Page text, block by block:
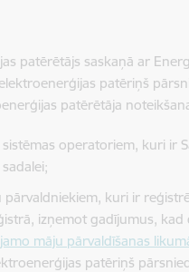
patērētājs saskaņā ar
patēriņš
patērētāja
operatoriem, kuri ir
pārvaldniekiem, kuri ir
izņemot gadījumus,
māju pārvaldīšanas
patēriņš